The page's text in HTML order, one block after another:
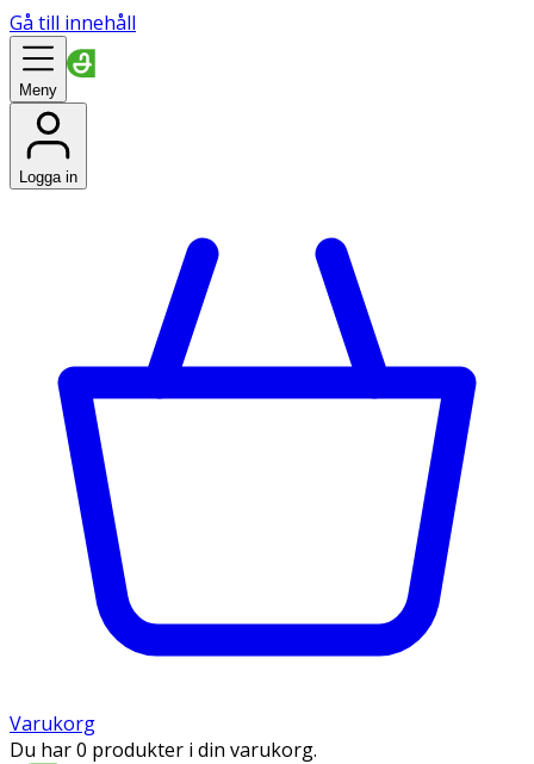
Gå till innehåll
Meny
Logga in
Varukorg
Du har 0 produkter i din varukorg.